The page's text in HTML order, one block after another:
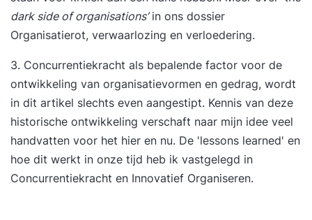
dark side of organisations’in ons dossier
Organisatierot, verwaarlozing en verloedering.
3. Concurrentiekracht als bepalende factor voor de
ontwikkeling van organisatievormen en gedrag, wordt
in dit artikel slechts even aangestipt. Kennis van deze
historische ontwikkeling verschaft naar mijn idee veel
handvatten voor het hier en nu. De 'lessons learned' en
hoe dit werkt in onze tijd heb ik vastgelegd in
Concurrentiekracht en Innovatief Organiseren.